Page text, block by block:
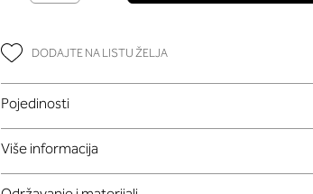
DODAJTE NA LISTU ŽELJA
Pojedinosti
Više informacija